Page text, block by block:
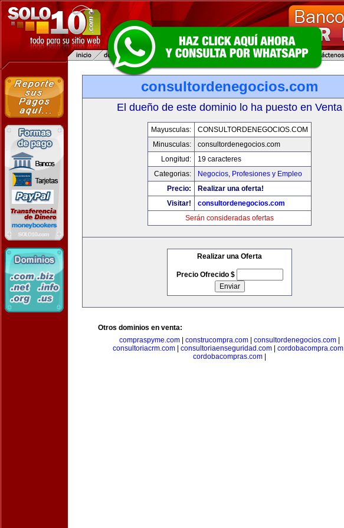
consultordenegocios.com
El dueño de este dominio lo ha puesto en Venta
Mayusculas:
CONSULTORDENEGOCIOS.COM
Minusculas:
consultordenegocios.com
Longitud:
19 caracteres
Categorias:
Negocios, Profesiones y Empleo
Precio:
Realizar una oferta!
Visitar!
consultordenegocios.com
Serán consideradas ofertas
Realizar una Oferta
Precio Ofrecido $
Otros dominios en venta:
compraspyme.com
construcompra.com consultordenegocios.com
consultoriacrm.com| consultoriaenseguridad.com| cordobacompra.com|
cordobacompras.com